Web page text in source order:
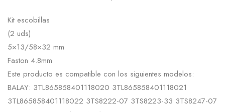
Kit escobillas
(2 uds)
5×13/58×32 mm
Faston 4.8mm
Este producto es compatible con los siguientes modelos:
BALAY: 3TL865858401118020 3TL865858401118021
3TL865858401118022 3TS8222-07 3TS8223-33 3TS8247-07